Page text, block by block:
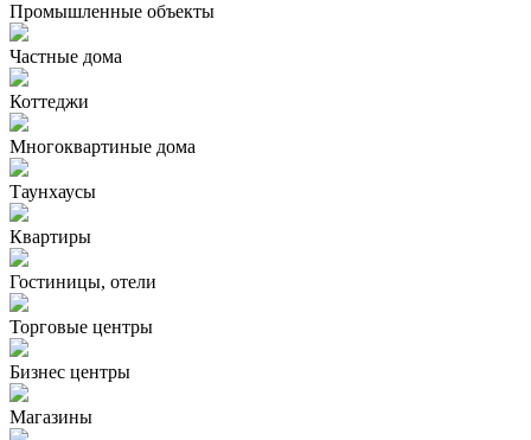
Промышленные объекты
Частные дома
Коттеджи
Многоквартиные дома
Таунхаусы
Квартиры
Гостиницы, отели
Торговые центры
Бизнес центры
Магазины